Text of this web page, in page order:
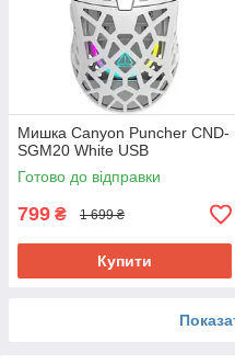
Мишка Canyon Puncher CND-
SGM20 White USB
Готово до відправки
799 ₴ 1 699 ₴
Купити